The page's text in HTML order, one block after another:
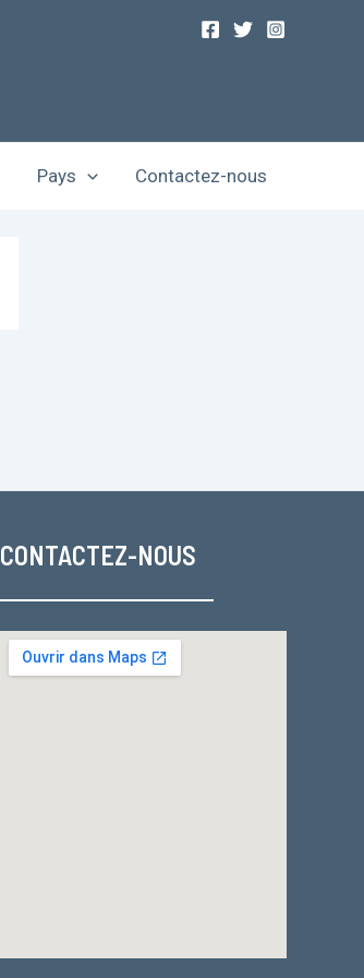
Pays Contactez-nous
CONTACTEZ-NOUS